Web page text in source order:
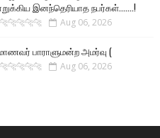
இனந்தெரியாத நபர்கள்.......!
Aug 06, 2026
பாராளுமன்ற அமர்வு (
Aug 06, 2026